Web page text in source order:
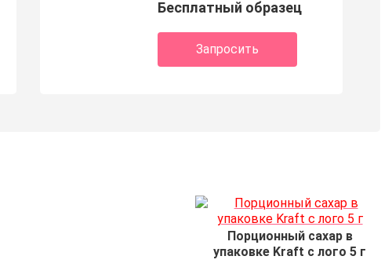
Бесплатный образец
Запросить
Порционный сахар в
упаковке Kraft с лого 5 г